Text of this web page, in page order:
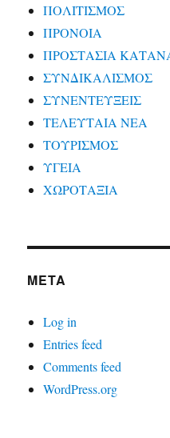
ΠΟΛΙΤΙΣΜΟΣ
ΠΡΟΝΟΙΑ
ΠΡΟΣΤΑΣΙΑ
ΣΥΝΔΙΚΑΛΙΣΜΟΣ
ΣΥΝΕΝΤΕΥΞΕΙΣ
ΤΕΛΕΥΤΑΙΑ ΝΕΑ
ΤΟΥΡΙΣΜΟΣ
ΥΓΕΙΑ
ΧΩΡΟΤΑΞΙΑ
META
Log in
Entries feed
Comments feed
WordPress.org